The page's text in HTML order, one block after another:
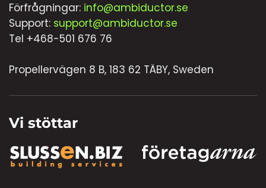
Förfrågningar: info@ambiductor.se
Support: support@ambiductor.se
Tel +468-501 676 76
Propellervägen 8 B, 183 62 TÄBY, Sweden
Vi stöttar